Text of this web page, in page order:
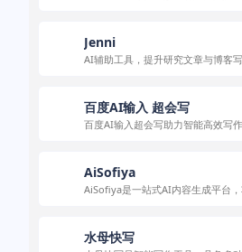
Jenni
AI辅助工具，提升研究文章与博客写
百度AI输入 超会写
百度AI输入超会写助力智能高效写
AiSofiya
AiSofiya是一站式AI内容生成平台，
水母快写